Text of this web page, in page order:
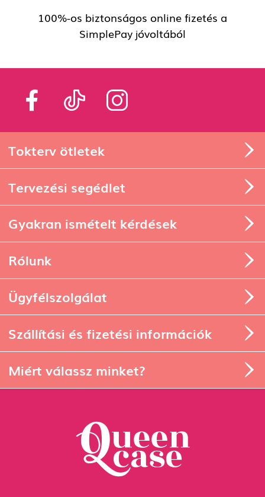
100%-os biztonságos online fizetés a
SimplePay jóvoltából
Tokterv ötletek
Tervezési segédlet
Gyakran ismételt kérdések
Rólunk
Ügyfélszolgálat
Szállítási és fizetési információk
Miért válassz minket?